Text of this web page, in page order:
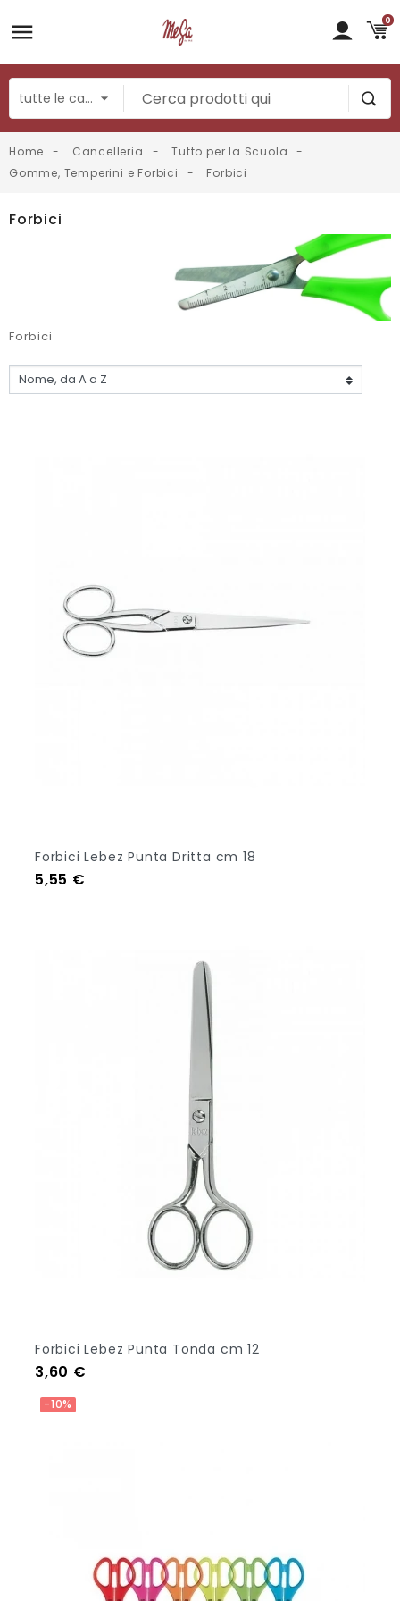
0
Home Cancelleria
Tutto per la Scuola
Gomme, Temperini e Forbici
Forbici
Forbici
Forbici
Forbici Lebez Punta Dritta cm 18
Prezzo
5,55 €
Forbici Lebez Punta Tonda cm 12
Prezzo
3,60 €
-10%